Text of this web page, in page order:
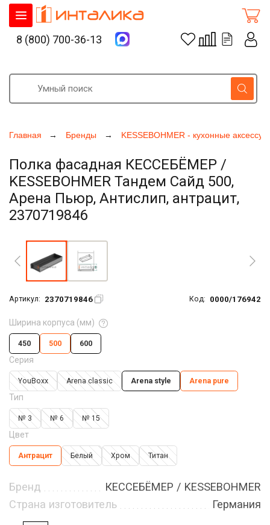
Главная Бренды KESSEBOHMER - кухонные
Полка фасадная КЕССЕБЁМЕР /
KESSEBOHMER Тандем Сайд 500,
Арена Пьюр, Антислип, антрацит,
2370719846
Артикул: 2370719846 Код: 0000/176942
Ширина корпуса (мм)
450 500 600
Серия
YouBoxx Arena classic Arena style Arena pure
Тип
№ 3 № 6 № 15
Цвет
Антрацит Белый Хром Титан
Бренд
КЕССЕБЁМЕР / KESSEBOHMER
Страна изготовитель
Германия
8 (800) 700-36-13